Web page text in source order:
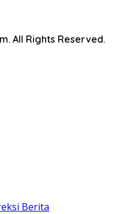
All Rights Reserved.
Berita